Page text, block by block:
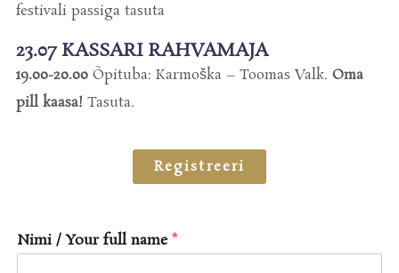
festivali passiga tasuta
23.07 KASSARI RAHVAMAJA
19.00-20.00 Õpituba: Karmoška – Toomas Valk.Oma
pill kaasa! Tasuta.
Registreeri
Nimi / Your full name*